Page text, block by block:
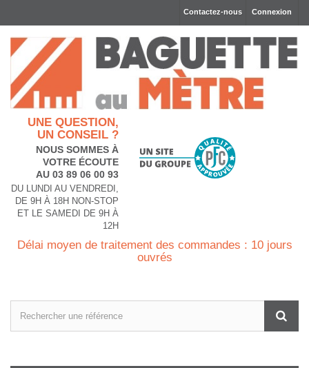
Connexion
Contactez-nous
UNE QUESTION,
UN CONSEIL ?
NOUS SOMMES À
VOTRE ÉCOUTE
AU 03 89 06 00 93
DU LUNDI AU VENDREDI,
DE 9H À 18H NON-STOP
ET LE SAMEDI DE 9H À
12H
Délai moyen de traitement des commandes : 10 jours
ouvrés